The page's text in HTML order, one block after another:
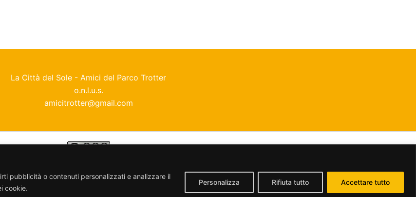
pubblicità o contenuti personalizzati e analizzare il
cookie.
Personalizza Rifiuta tutto Accettare tutto
La Città del Sole - Amici del Parco Trotter
o.n.l.u.s.
amicitrotter@gmail.com
Commons Attribuzione - Non commerciale - Condividi allo stesso modo 2.5 Italia License.